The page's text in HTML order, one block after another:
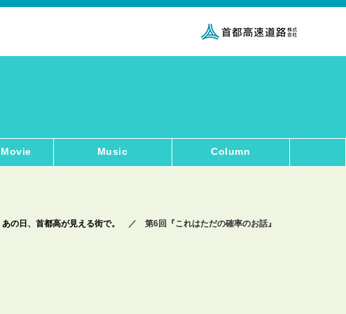
Music Column
の日、首都高が見える街で。 ／ 第6回『これはただの確率のお話』